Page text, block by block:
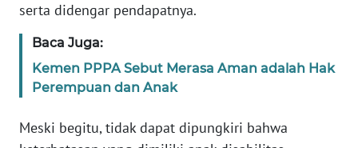
serta didengar pendapatnya.
Baca Juga:
Kemen PPPA Sebut Merasa Aman adalah Hak
Perempuan dan Anak
Meski begitu, tidak dapat dipungkiri bahwa
KEPRI
WN